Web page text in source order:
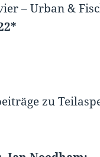
– Urban &
zu